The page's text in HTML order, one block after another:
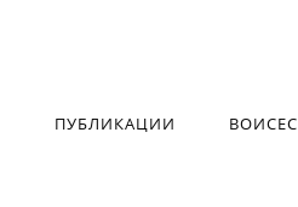
ПУБЛИКАЦИИ ВОИСЕС